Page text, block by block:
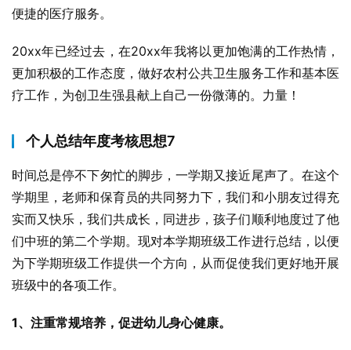
便捷的医疗服务。
20xx年已经过去，在20xx年我将以更加饱满的工作热情，
更加积极的工作态度，做好农村公共卫生服务工作和基本医
疗工作，为创卫生强县献上自己一份微薄的。力量！
个人总结年度考核思想7
时间总是停不下匆忙的脚步，一学期又接近尾声了。在这个
学期里，老师和保育员的共同努力下，我们和小朋友过得充
实而又快乐，我们共成长，同进步，孩子们顺利地度过了他
们中班的第二个学期。现对本学期班级工作进行总结，以便
为下学期班级工作提供一个方向，从而促使我们更好地开展
班级中的各项工作。
1、注重常规培养，促进幼儿身心健康。